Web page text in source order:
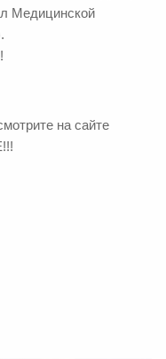
Медицинской
на сайте